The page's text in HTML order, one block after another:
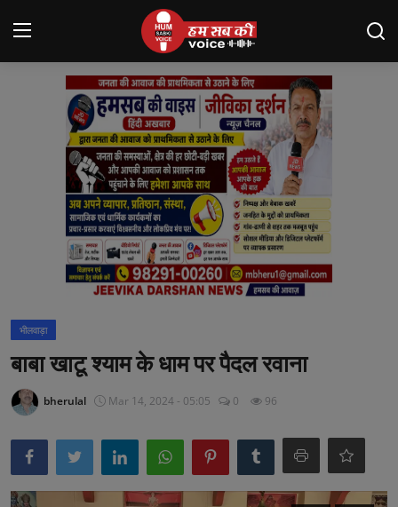
Login Register
About us
शाहपुरा
सरवाड़
राजस्थान
भीलवाड़ा
बाबा खाटू श्याम के धाम पर पैदल रवाना
bherulal Mar 14, 2024 - 05:05 0 96